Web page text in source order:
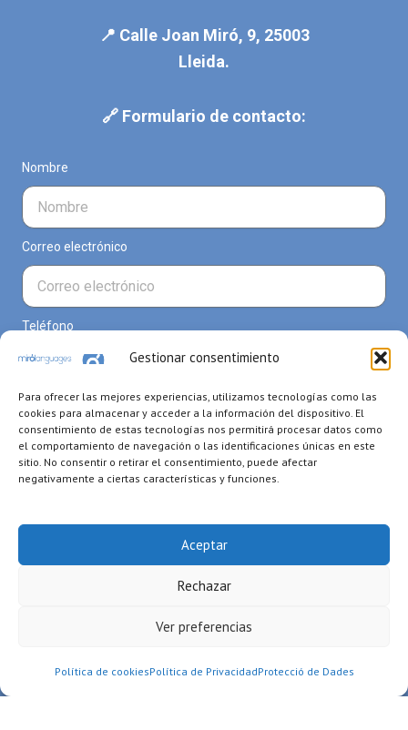
Gestionar consentimiento
Para ofrecer las mejores experiencias, utilizamos tecnologías como las
cookies para almacenar y acceder a la información del dispositivo. El
consentimiento de estas tecnologías nos permitirá procesar datos como
el comportamiento de navegación o las identificaciones únicas en este
sitio. No consentir o retirar el consentimiento, puede afectar
negativamente a ciertas características y funciones.
Aceptar
Rechazar
Ver preferencias
Política de cookiesPolítica de PrivacidadProtecció de Dades
📍 Calle Joan Miró, 9, 25003
Lleida.
🔗 Formulario de contacto:
Nombre
Correo electrónico
Teléfono
Curso de interés
Mensaje
Para enviar